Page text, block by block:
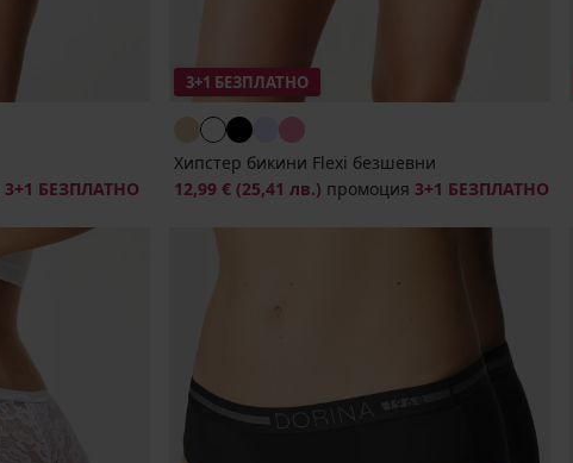
3+1 БЕЗПЛАТНО
3+1 БЕЗПЛАТНО
Хипстер бикини Flexi безшевни
12,99 € (25,41 лв.) промоция 3+1 БЕЗПЛАТНО